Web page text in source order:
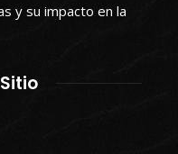
y su impacto en la